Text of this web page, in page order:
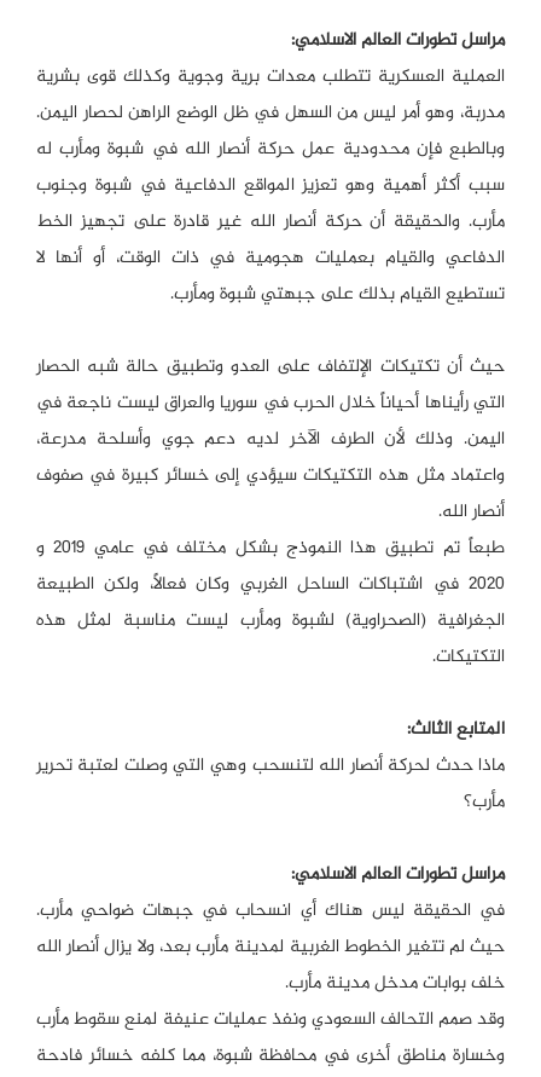
مراسل تطورات العالم الاسلامي:
العملية العسكرية تتطلب معدات برية وجوية وكذلك قوى بشرية
مدربة، وهو أمر ليس من السهل في ظل الوضع الراهن لحصار اليمن.
وبالطبع فإن محدودية عمل حركة أنصار الله في شبوة ومأرب له
سبب أكثر أهمية وهو تعزيز المواقع الدفاعية في شبوة وجنوب
مأرب. والحقيقة أن حركة أنصار الله غير قادرة على تجهيز الخط
الدفاعي والقيام بعمليات هجومية في ذات الوقت، أو أنها لا
تستطيع القيام بذلك على جبهتي شبوة ومأرب.
حيث أن تكتيكات الإلتفاف على العدو وتطبيق حالة شبه الحصار
التي رأيناها أحياناً خلال الحرب في سوريا والعراق ليست ناجعة في
اليمن. وذلك لأن الطرف الآخر لديه دعم جوي وأسلحة مدرعة،
واعتماد مثل هذه التكتيكات سيؤدي إلى خسائر كبيرة في صفوف
أنصار الله.
طبعاً تم تطبيق هذا النموذج بشكل مختلف في عامي 2019 و
2020 في اشتباكات الساحل الغربي وكان فعالاً، ولكن الطبيعة
الجغرافية (الصحراوية) لشبوة ومأرب ليست مناسبة لمثل هذه
التكتيكات.
المتابع الثالث:
ماذا حدث لحركة أنصار الله لتنسحب وهي التي وصلت لعتبة تحرير
مأرب؟
مراسل تطورات العالم الاسلامي:
في الحقيقة ليس هناك أي انسحاب في جبهات ضواحي مأرب.
حيث لم تتغير الخطوط الغربية لمدينة مأرب بعد، ولا يزال أنصار الله
خلف بوابات مدخل مدينة مأرب.
وقد صمم التحالف السعودي ونفذ عمليات عنيفة لمنع سقوط مأرب
وخسارة مناطق أخرى في محافظة شبوة، مما كلفه خسائر فادحة